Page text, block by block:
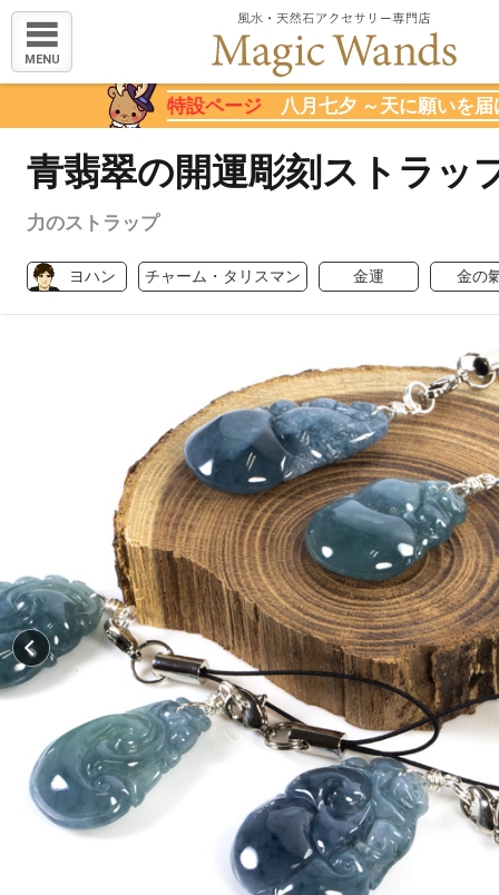
MENU
特設ページ 八月七夕 ～天に願いを届
青翡翠の開運彫刻ストラッ
力のストラップ
ヨハン チャーム・タリスマン 金運 金の